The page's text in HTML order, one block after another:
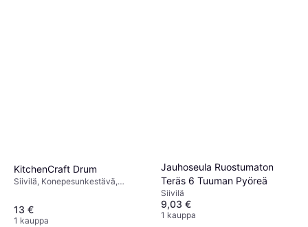
KitchenCraft Drum
Siivilä, Konepesunkestävä,
13 €
1 kauppa
Jauhoseula Ruostumaton
Teräs 6 Tuuman Pyöreä
Siivilä
9,03 €
1 kauppa